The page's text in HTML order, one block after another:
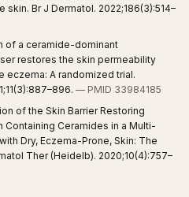
Br J Dermatol. 2022;186(3):514–
of a ceramide-dominant
restores the skin permeability
eczema: A randomized trial.
— PMID 33984185
of the Skin Barrier Restoring
Ceramides in a Multi-
Dry, Eczema-Prone, Skin: The
Ther (Heidelb). 2020;10(4):757–